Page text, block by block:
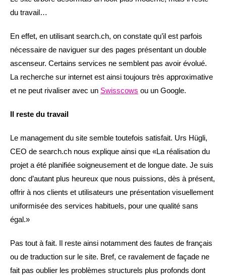
du travail…
En effet, en utilisant search.ch, on constate qu’il est parfois
nécessaire de naviguer sur des pages présentant un double
ascenseur. Certains services ne semblent pas avoir évolué.
La recherche sur internet est ainsi toujours très approximative
et ne peut rivaliser avec un Swisscows ou un Google.
Il reste du travail
Le management du site semble toutefois satisfait. Urs Hügli,
CEO de search.ch nous explique ainsi que «La réalisation du
projet a été planifiée soigneusement et de longue date. Je suis
donc d’autant plus heureux que nous puissions, dès à présent,
offrir à nos clients et utilisateurs une présentation visuellement
uniformisée des services habituels, pour une qualité sans
égal.»
Pas tout à fait. Il reste ainsi notamment des fautes de français
ou de traduction sur le site. Bref, ce ravalement de façade ne
fait pas oublier les problèmes structurels plus profonds dont